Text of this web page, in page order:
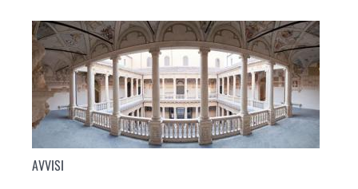
AVVISI